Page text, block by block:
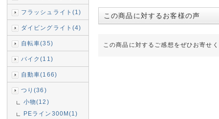
フラッシュライト(1)
ダイビングライト(4)
自転車(35)
バイク(11)
自動車(166)
つり(36)
小物(12)
PEライン300M(1)
この商品に対するお客様の声
この商品に対するご感想をぜひお寄せ